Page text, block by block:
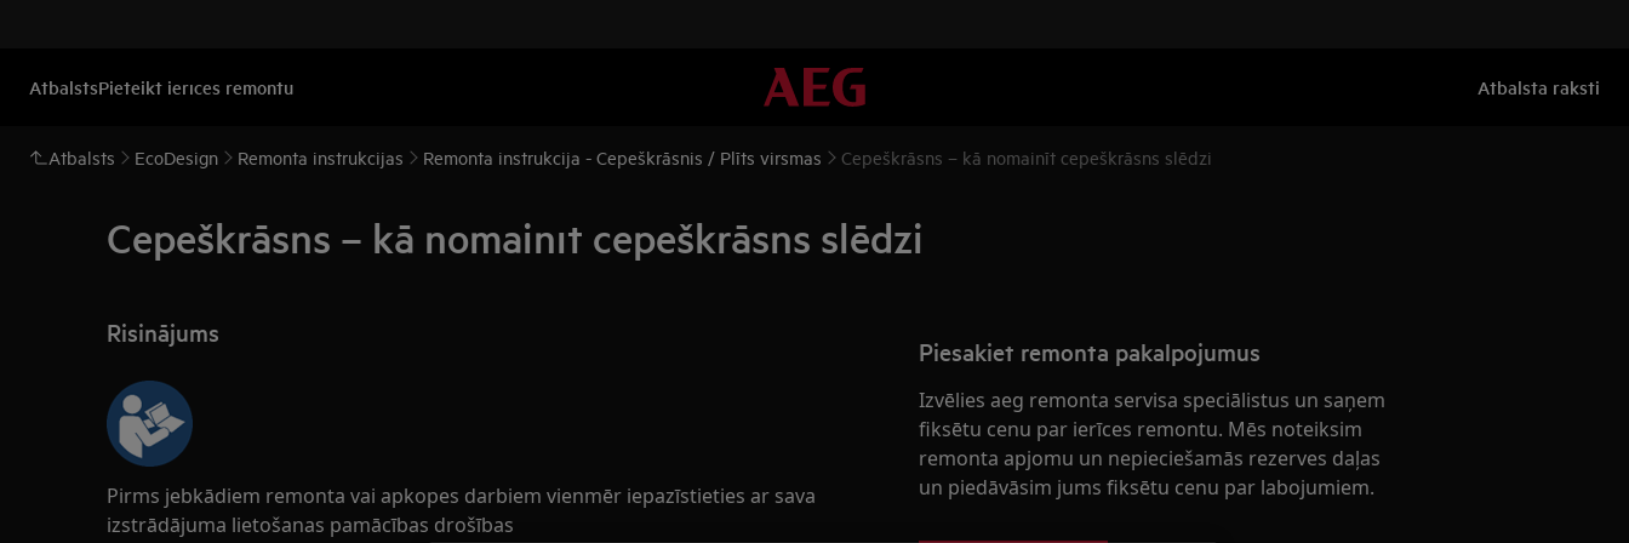
AtbalstsPieteikt ierīces remontu Atbalsta raksti
Atbalsts EcoDesign Remonta instrukcijas Remonta instrukcija - Cepeškrāsnis / Plīts virsmas Cepeškrāsns – kā nomainīt cepeškrāsns slēdzi
Cepeškrāsns – kā nomainīt cepeškrāsns slēdzi
Risinājums
Pirms jebkādiem remonta vai apkopes darbiem vienmēr iepazīstieties ar sava
izstrādājuma lietošanas pamācības drošības
Piesakiet remonta pakalpojumus
Izvēlies aeg remonta servisa speciālistus un saņem
fiksētu cenu par ierīces remontu. Mēs noteiksim
remonta apjomu un nepieciešamās rezerves daļas
un piedāvāsim jums fiksētu cenu par labojumiem.